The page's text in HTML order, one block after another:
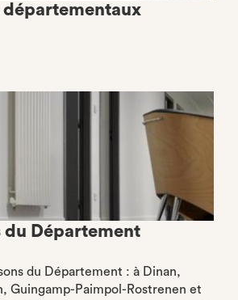
départementaux
du Département
du Département : à Dinan,
Guingamp-Paimpol-Rostrenen et